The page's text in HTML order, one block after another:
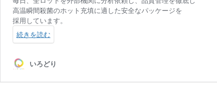
高温瞬間殺菌のホット充填に適した安全なパッケージを
採用しています。
続きを読む
いろどり